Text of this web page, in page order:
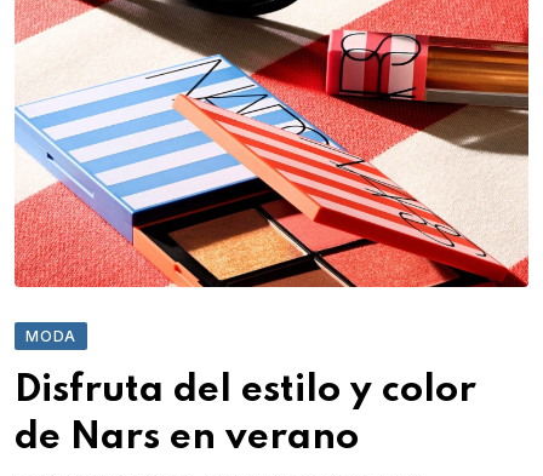
MODA
Disfruta del estilo y color
de Nars en verano